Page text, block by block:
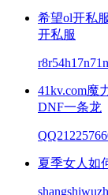
希望ol开私
开私服
41kv.com魔
DNF一条龙
夏季女人如